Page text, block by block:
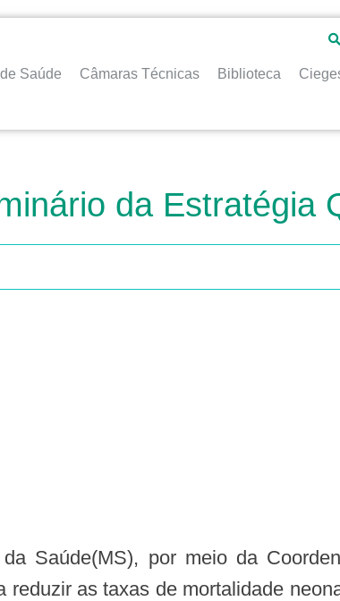
Saúde Câmaras Técnicas Biblioteca
da Estratégia
as taxas de mortalidade